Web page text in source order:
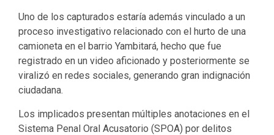
Uno de los capturados estaría además vinculado a un
proceso investigativo relacionado con el hurto de una
camioneta en el barrio Yambitará, hecho que fue
registrado en un video aficionado y posteriormente se
viralizó en redes sociales, generando gran indignación
ciudadana.
Los implicados presentan múltiples anotaciones en el
Sistema Penal Oral Acusatorio (SPOA) por delitos